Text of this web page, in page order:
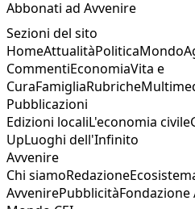
Abbonati ad Avvenire
Sezioni del sito
HomeAttualitàPoliticaMondo
CommentiEconomiaVita e
CuraFamigliaRubriche
Pubblicazioni
Edizioni localiL'economia civile
UpLuoghi dell'Infinito
Avvenire
Chi siamoRedazione
AvvenirePubblicitàFondazione